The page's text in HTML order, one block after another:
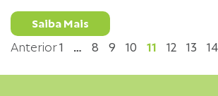
Saiba Mais
Anterior1 … 8 9 10 11 12 13 14